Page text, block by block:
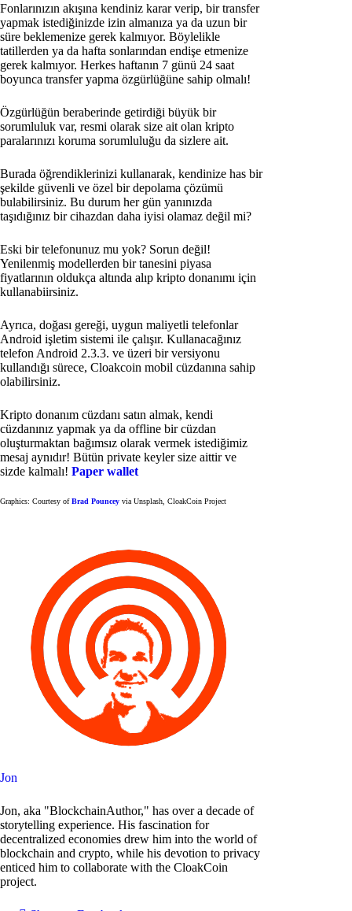
Fonlarınızın akışına kendiniz karar verip, bir transfer
yapmak istediğinizde izin almanıza ya da uzun bir
süre beklemenize gerek kalmıyor. Böylelikle
tatillerden ya da hafta sonlarından endişe etmenize
gerek kalmıyor. Herkes haftanın 7 günü 24 saat
boyunca transfer yapma özgürlüğüne sahip olmalı!
Özgürlüğün beraberinde getirdiği büyük bir
sorumluluk var, resmi olarak size ait olan kripto
paralarınızı koruma sorumluluğu da sizlere ait.
Burada öğrendiklerinizi kullanarak, kendinize has bir
şekilde güvenli ve özel bir depolama çözümü
bulabilirsiniz. Bu durum her gün yanınızda
taşıdığınız bir cihazdan daha iyisi olamaz değil mi?
Eski bir telefonunuz mu yok? Sorun değil!
Yenilenmiş modellerden bir tanesini piyasa
fiyatlarının oldukça altında alıp kripto donanımı için
kullanabiirsiniz.
Ayrıca, doğası gereği, uygun maliyetli telefonlar
Android işletim sistemi ile çalışır. Kullanacağınız
telefon Android 2.3.3. ve üzeri bir versiyonu
kullandığı sürece, Cloakcoin mobil cüzdanına sahip
olabilirsiniz.
Kripto donanım cüzdanı satın almak, kendi
cüzdanınız yapmak ya da offline bir cüzdan
oluşturmaktan bağımsız olarak vermek istediğimiz
mesaj aynıdır! Bütün private keyler size aittir ve
sizde kalmalı! Paper wallet
Graphics: Courtesy ofBrad Pouncey via Unsplash, CloakCoin Project
Jon
Jon, aka "BlockchainAuthor," has over a decade of
storytelling experience. His fascination for
decentralized economies drew him into the world of
blockchain and crypto, while his devotion to privacy
enticed him to collaborate with the CloakCoin
project.